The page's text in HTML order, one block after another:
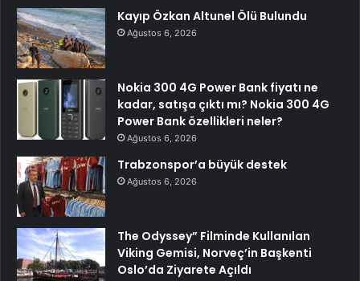
Kayıp Özkan Altunel Ölü Bulundu
Ağustos 6, 2026
Nokia 300 4G Power Bank fiyatı ne
kadar, satışa çıktı mı? Nokia 300 4G
Power Bank özellikleri neler?
Ağustos 6, 2026
Trabzonspor’a büyük destek
Ağustos 6, 2026
The Odyssey” Filminde Kullanılan
Viking Gemisi, Norveç’in Başkenti
Oslo’da Ziyarete Açıldı